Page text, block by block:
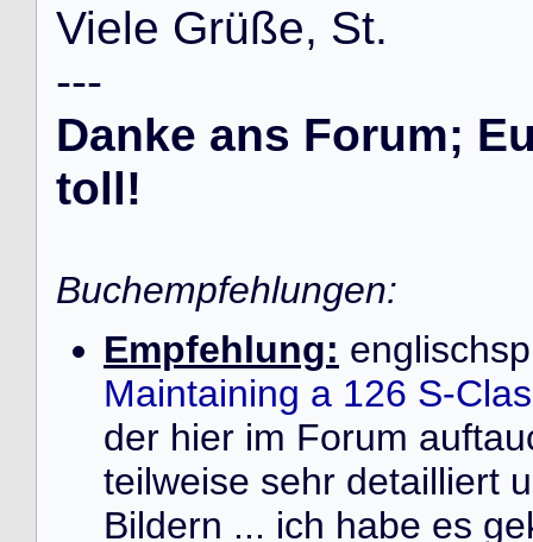
Viele Grüße, St.
---
Danke ans Forum;
toll!
Buchempfehlungen:
Empfehlung:
Maintaining a 126 S-
der hier im Forum
teilweise sehr detailliert
Bildern ... ich habe es